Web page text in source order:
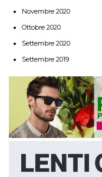
Novembre 2020
Ottobre 2020
Settembre 2020
Settembre 2019